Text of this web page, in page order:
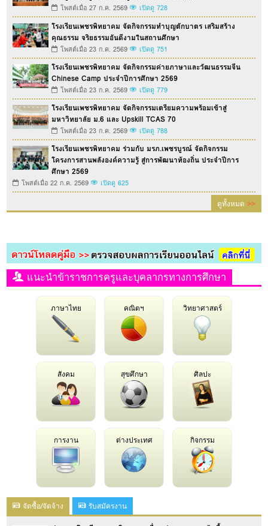
โพสต์เมื่อ 27 ก.ค. 2569 เปิดดู 728
โรงเรียนเพชรพิทยาคม จัดกิจกรรมทำบุญตักบาตร เสริมสร้าง
คุณธรรม จริยธรรมอันดีงามในสถานศึกษา
โพสต์เมื่อ 23 ก.ค. 2569 เปิดดู 751
โรงเรียนเพชรพิทยาคม จัดกิจกรรมค่ายภาษาและวัฒนธรรมจีน
Chinese Camp ประจำปีการศึกษา 2569
โพสต์เมื่อ 23 ก.ค. 2569 เปิดดู 779
โรงเรียนเพชรพิทยาคม จัดกิจกรรมเตรียมความพร้อมเข้าสู่
มหาวิทยาลัย ม.6 และ Upskill TCAS 70
โพสต์เมื่อ 23 ก.ค. 2569 เปิดดู 788
โรงเรียนเพชรพิทยาคม ร่วมกับ มรภ.เพชรบูรณ์ จัดกิจกรรม
โครงการสานพลังองค์ความรู้ สู่การพัฒนาท้องถิ่น ประจำปีการ
ศึกษา 2569
โพสต์เมื่อ 22 ก.ค. 2569 เปิดดู 625
ดูทั้งหมด >>
แนะนำข้าราชการครูและบุคลากรทางการศึกษา
ภาษาไทย คณิตฯ วิทยาศาสตร์
สังคม สุขศึกษา ศิลปะ
การงาน ต่างประเทศ กิจกรรม
จัดซื้อ/จัดจ้าง
รับสมัครงาน